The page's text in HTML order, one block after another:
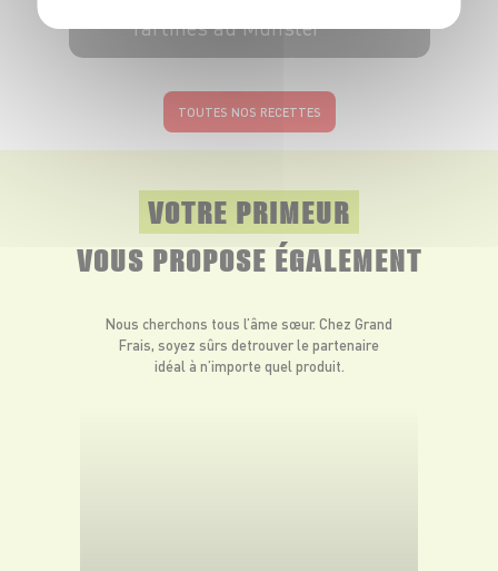
Tartines au Munster
TOUTES NOS RECETTES
VOTRE PRIMEUR
VOUS PROPOSE ÉGALEMENT
Nous cherchons tous l’âme sœur. Chez Grand
Frais, soyez sûrs detrouver le partenaire
idéal à n’importe quel produit.